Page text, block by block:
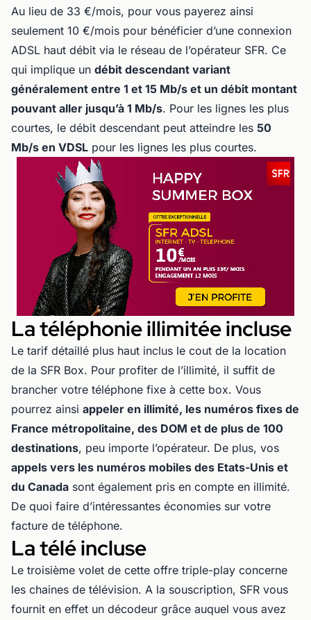
Au lieu de 33 €/mois, pour vous payerez ainsi
seulement 10 €/mois pour bénéficier d’une connexion
ADSL haut débit via le réseau de l’opérateur SFR. Ce
qui implique un débit descendant variant
généralement entre 1 et 15 Mb/s et un débit montant
pouvant aller jusqu’à 1 Mb/s. Pour les lignes les plus
courtes, le débit descendant peut atteindre les 50
Mb/s en VDSL pour les lignes les plus courtes.
La téléphonie illimitée incluse
Le tarif détaillé plus haut inclus le cout de la location
de la SFR Box. Pour profiter de l’illimité, il suffit de
brancher votre téléphone fixe à cette box. Vous
pourrez ainsi appeler en illimité, les numéros fixes de
France métropolitaine, des DOM et de plus de 100
destinations, peu importe l’opérateur. De plus, vos
appels vers les numéros mobiles des Etats-Unis et
du Canada sont également pris en compte en illimité.
De quoi faire d’intéressantes économies sur votre
facture de téléphone.
La télé incluse
Le troisième volet de cette offre triple-play concerne
les chaines de télévision. A la souscription, SFR vous
fournit en effet un décodeur grâce auquel vous avez